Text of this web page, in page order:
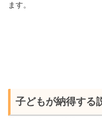
ます。
子どもが納得する